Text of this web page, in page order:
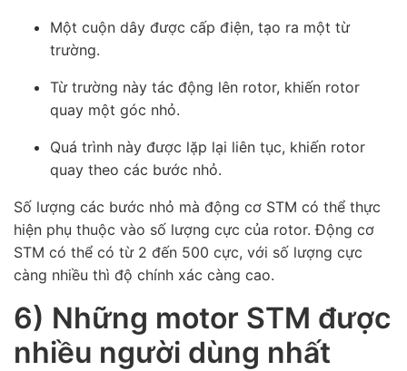
Một cuộn dây được cấp điện, tạo ra một từ
trường.
Từ trường này tác động lên rotor, khiến rotor
quay một góc nhỏ.
Quá trình này được lặp lại liên tục, khiến rotor
quay theo các bước nhỏ.
Số lượng các bước nhỏ mà động cơ STM có thể thực
hiện phụ thuộc vào số lượng cực của rotor. Động cơ
STM có thể có từ 2 đến 500 cực, với số lượng cực
càng nhiều thì độ chính xác càng cao.
6) Những motor STM được
nhiều người dùng nhất